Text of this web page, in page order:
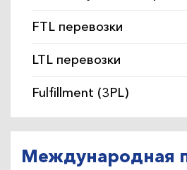
FTL перевозки
LTL перевозки
Fulfillment (3PL)
Международная